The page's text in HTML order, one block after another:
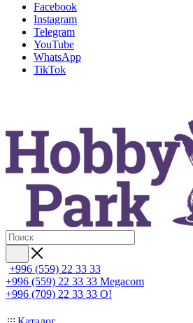
Facebook
Instagram
Telegram
YouTube
WhatsApp
TikTok
+996 (559) 22 33 33
+996 (559) 22 33 33 Megacom
+996 (709) 22 33 33 O!